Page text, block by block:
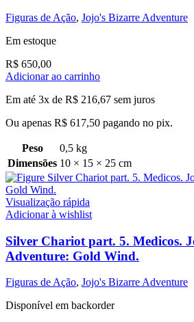
Figuras de Ação, Jojo's Bizarre Adventure
Em estoque
R$ 650,00
Adicionar ao carrinho
Em até 3x de R$ 216,67 sem juros
Ou apenas R$ 617,50 pagando no pix.
Peso
0,5 kg
Dimensões 10 × 15 × 25 cm
Visualização rápida
Adicionar à wishlist
Silver Chariot part. 5. Medicos.
Adventure: Gold Wind.
Figuras de Ação, Jojo's Bizarre Adventure
Disponível em backorder